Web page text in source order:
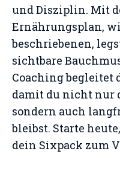
und Disziplin. Mit
Ernährungsplan,
beschriebenen,
sichtbare
Coaching begleitet
damit du nicht nur
sondern auch
bleibst. Starte
dein Sixpack zum